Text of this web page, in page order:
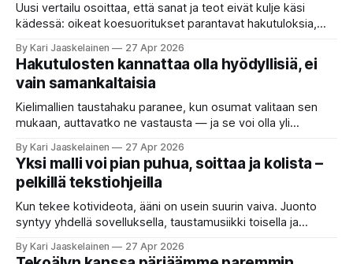
Uusi vertailu osoittaa, että sanat ja teot eivät kulje käsi
kädessä: oikeat koesuoritukset parantavat hakutuloksia,
etsimässä verkosta apuria, joka hoitaisi puolestasi arjen
askareita: täyttäisi lomakkeen, järjestäisi matkasuunnitelman
tai seulisi pitkän asiakirjakasan ydinkohdat. Vastassa on
valikoima, joka muistuttaa sovelluskauppaa steroideilla.
Jokainen ”tekoälyagentti” lupaa paljon
By Kari Jaaskelainen 27 Apr 2026
Hakutulosten kannattaa olla hyödyllisiä, ei
vain samankaltaisia
Kielimallien taustahaku paranee, kun osumat valitaan sen
mukaan, auttavatko ne vastausta — ja se voi olla yli
että kysyt työpaikan chat-robotilta: “Mitä viime kuun
kokouspäiväkirjassa päätettiin etätyöpäivistä?” Robotti
selaa arkistoja ja poimii sinulle pätkän, jossa toistellaan, mitä
etätyö tarkoittaa. Teksti on aiheeltaan lähellä kysymystä,
By Kari Jaaskelainen 27 Apr 2026
Yksi malli voi pian puhua, soittaa ja kolista –
pelkillä tekstiohjeilla
Kun tekee kotivideota, ääni on usein suurin vaiva. Juonto
syntyy yhdellä sovelluksella, taustamusiikki toisella ja
erilaisia komentoja, eikä mikään niistä oikein “puhu”
By Kari Jaaskelainen 27 Apr 2026